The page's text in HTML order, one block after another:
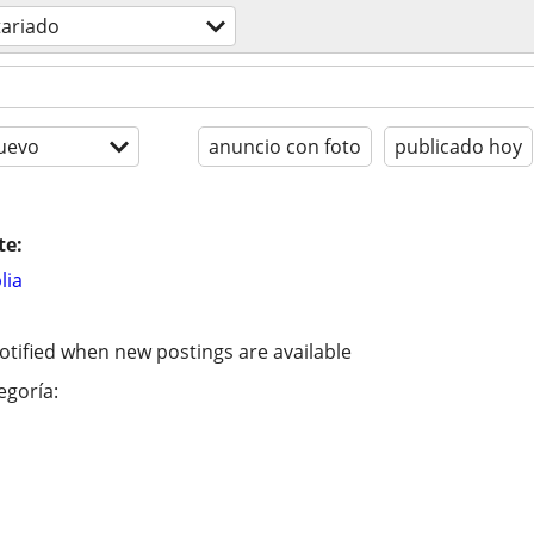
anuncio con foto publicado hoy
when new postings are available